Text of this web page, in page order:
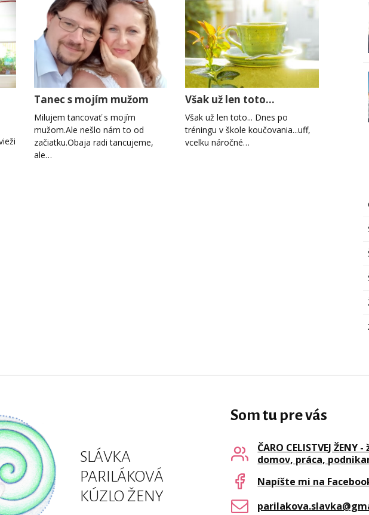
Tanec s mojím mužom
Milujem tancovať s mojím
mužom.Ale nešlo nám to od
začiatku.Obaja radi tancujeme,
ale…
Však už len toto...
Však už len toto... Dnes po
tréningu v škole koučovania...uff,
vcelku náročné…
SLÁVKA
PARILÁKOVÁ
KÚZLO ŽENY
Som tu pre vás
ČARO CELISTVEJ
domov, práca,
Napíšte mi na